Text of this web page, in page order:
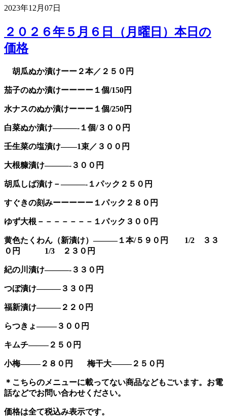
2023年12月07日
２０２６年５月６日（月曜日）本日の
価格
胡瓜ぬか漬けーー２本／２５０円
茄子のぬか漬けーーーー１個/150円
水ナスのぬか漬けーーー１個/250円
白菜ぬか漬け———-１個/３００円
壬生菜の塩漬け——1束／３００円
大根糠漬け———-３００円
胡瓜しば漬け－———-１パック２５０円
すぐきの刻みーーーーー１パック２８０円
ゆず大根－－－－－－－１パック３００円
黄色たくわん（新漬け）———１本/５９０円 1/2 ３３
０円 1/3 ２３０円
紀の川漬け———-３３０円
つぼ漬け———３３０円
福新漬け———２２０円
らつきょ——–３００円
キムチ——–２５０円
小梅——–２８０円 梅干大——–２５０円
＊こちらのメニューに載ってない商品などもごいます。お電
話などでお問い合わせください。
価格は全て税込み表示です。